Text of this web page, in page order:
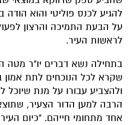
להגיע לכנס פוליטי והוא
על הבעת התמיכה והרצון
לראשות העיר.
בתחילה נשא דברים יו"ר מטה
שקרא לכל הנוכחים לתת אמון
ולהצביע עבורו על מנת שיוכל
הרבה למען הדור הצעיר,
אחד מתחומי חייהם. "כיום